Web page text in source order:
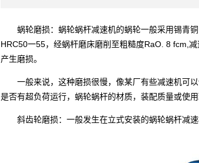
蜗轮磨损： 蜗轮蜗杆减速机的蜗轮一般采用锡青
HRC50一55，经蜗杆磨床磨削至粗糙度RaO. 8 fcm,
产生磨损。
一般来说，这种磨损很慢，像某厂有些减速机可以
是否有超负荷运行，蜗轮蜗杆的材质，装配质量或使用
斜齿轮磨损：一般发生在立式安装的蜗轮蜗杆减